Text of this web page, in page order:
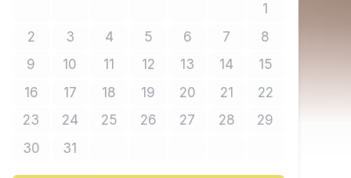
1No tickets
2No tickets available
3No tickets available
4No tickets available
5No tickets available
6No tickets available
7No tickets available
8No tickets
9No tickets available
10No tickets available
11No tickets available
12No tickets available
13No tickets available
14No tickets available
15No tickets
16No tickets available
17No tickets available
18No tickets available
19No tickets available
20No tickets available
21No tickets available
22No tickets
23No tickets available
24No tickets available
25No tickets available
26No tickets available
27No tickets available
28No tickets available
29No tickets
30No tickets available
31No tickets available